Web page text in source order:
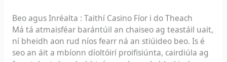
Beo agus Inréalta : Taithí Casino Fíor i do Theach
Má tá atmaisféar barántúil an chaiseo ag teastáil uait,
ní bheidh aon rud níos fearr ná an stiúideo beo. Is é
seo an áit a mbíonn díoltóirí proifisiúnta, cairdiúla ag